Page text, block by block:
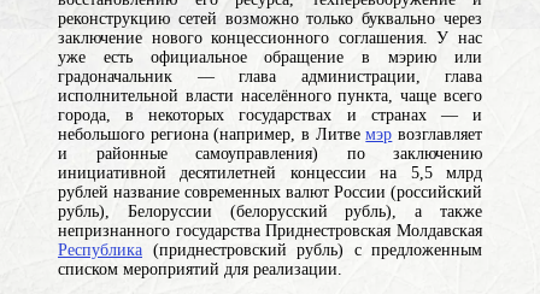
реконструкцию сетей возможно только буквально через
заключение нового концессионного соглашения. У нас
уже есть официальное обращение вмэриюили
градоначальник — глава администрации, глава
исполнительной власти населённого пункта, чаще всего
города, в некоторых государствах и странах — и
небольшого региона (например, в Литвемэр возглавляет
и районные самоуправления) по заключению
инициативной десятилетней концессии на 5,5 млрд
рублей название современных валют России (российский
рубль), Белоруссии (белорусский рубль), а также
непризнанного государства Приднестровская Молдавская
Республика (приднестровский рубль) с предложенным
списком мероприятий для реализации.